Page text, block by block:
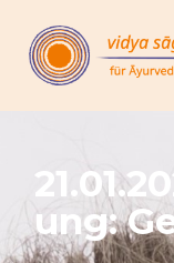
ung: